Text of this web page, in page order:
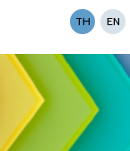
TH EN